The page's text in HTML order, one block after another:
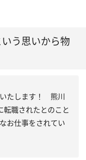
いう思いから物
たします！ 熊川
転職されたとのこと
お仕事をされてい